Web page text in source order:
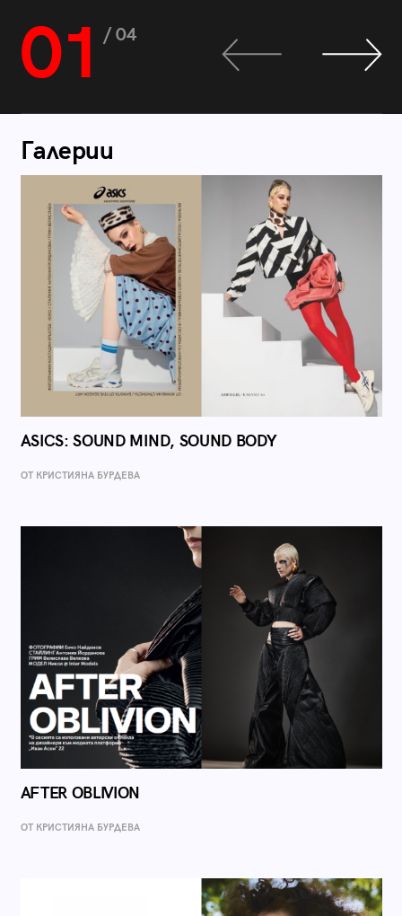
01 / 04
Галерии
ASICS: SOUND MIND, SOUND BODY
ОТ КРИСТИЯНА БУРДЕВА
AFTER OBLIVION
ОТ КРИСТИЯНА БУРДЕВА